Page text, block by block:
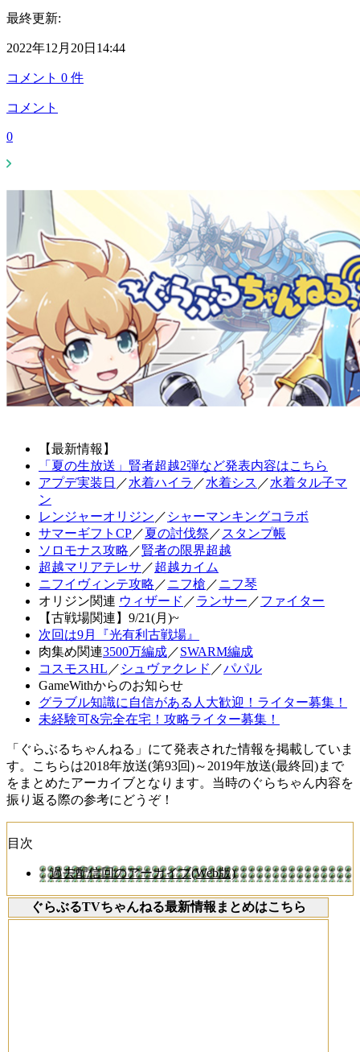
最終更新:
2022年12月20日14:44
コメント 0 件
コメント
0
【最新情報】
「夏の生放送」賢者超越2弾など発表内容はこちら
アプデ実装日 ／水着ハイラ ／水着シス ／水着タル子マ
ン
レンジャーオリジン ／ シャーマンキングコラボ
サマーギフトCP／夏の討伐祭 ／ スタンプ帳
ソロモナス攻略 ／賢者の限界超越
超越マリアテレサ ／超越カイム
ニフイヴィンテ攻略 ／ニフ槍 ／ニフ琴
オリジン関連 ウィザード ／ランサー ／ファイター
【古戦場関連】9/21(月)~
次回は9月『光有利古戦場』
肉集め関連3500万編成／SWARM編成
コスモスHL ／ シュヴァクレド ／パパル
GameWithからのお知らせ
グラブル知識に自信がある人大歓迎！ライター募集！
未経験可&完全在宅！攻略ライター募集！
「ぐらぶるちゃんねる」にて発表された情報を掲載していま
す。こちらは2018年放送(第93回)～2019年放送(最終回)まで
をまとめたアーカイブとなります。当時のぐらちゃん内容を
振り返る際の参考にどうぞ！
目次
過去配信回のアーカイブ(Web版)
ぐらぶるTVちゃんねる最新情報まとめはこちら